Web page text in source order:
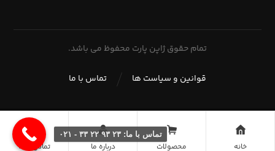
تمام حقوق ژاپن پارت محفوظ می باشد.
تماس با ما قوانین و سیاست ها
خانه محصولات درباره ما تماس با ما
تماس با ما: ۲۳ ۹۳ ۲۲ ۳۳ - ۰۲۱